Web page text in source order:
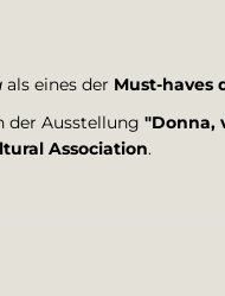
als eines der Must-haves
der Ausstellung "Donna,
Association.